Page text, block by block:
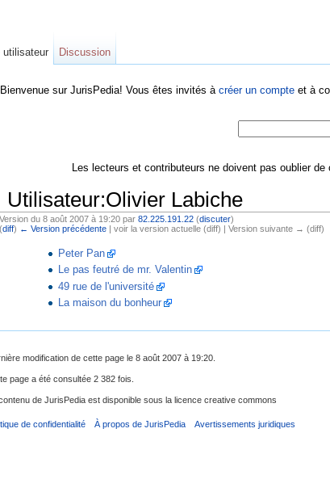
Bienvenue sur JurisPedia! Vous êtes invités à créer un compte et à
Les lecteurs et contributeurs ne doivent pas oublier de
Utilisateur:Olivier Labiche
Version du 8 août 2007 à 19:20 par 82.225.191.22 (discuter)
(diff) ← Version précédente| voir la version actuelle (diff) | Version suivante → (diff)
Peter Pan
Le pas feutré de mr. Valentin
49 rue de l'université
La maison du bonheur
utilisateur Discussion
modification de cette page le 8 août 2007 à 19:20.
page a été consultée 2 382 fois.
de JurisPedia est disponible sous la licence creative commons
de confidentialité À propos de JurisPedia Avertissements juridiques